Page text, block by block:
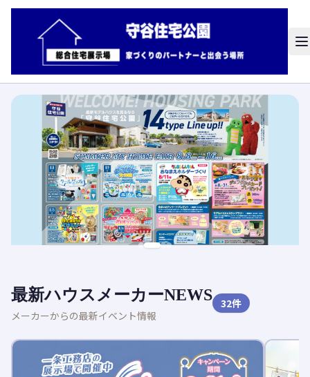
最新ハウスメーカーNEWS
メーカーからの最新イベント情報
32件